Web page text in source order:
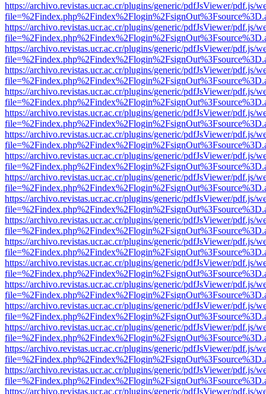
https://archivo.revistas.ucr.ac.cr/plugins/generic/pdfJsViewer/pdf.js/
https://archivo.revistas.ucr.ac.cr/plugins/generic/pdfJsViewer/pdf.js/
https://archivo.revistas.ucr.ac.cr/plugins/generic/pdfJsViewer/pdf.js/
https://archivo.revistas.ucr.ac.cr/plugins/generic/pdfJsViewer/pdf.js/
https://archivo.revistas.ucr.ac.cr/plugins/generic/pdfJsViewer/pdf.js/
https://archivo.revistas.ucr.ac.cr/plugins/generic/pdfJsViewer/pdf.js/
https://archivo.revistas.ucr.ac.cr/plugins/generic/pdfJsViewer/pdf.js/
https://archivo.revistas.ucr.ac.cr/plugins/generic/pdfJsViewer/pdf.js/
https://archivo.revistas.ucr.ac.cr/plugins/generic/pdfJsViewer/pdf.js/
https://archivo.revistas.ucr.ac.cr/plugins/generic/pdfJsViewer/pdf.js/
https://archivo.revistas.ucr.ac.cr/plugins/generic/pdfJsViewer/pdf.js/
https://archivo.revistas.ucr.ac.cr/plugins/generic/pdfJsViewer/pdf.js/
https://archivo.revistas.ucr.ac.cr/plugins/generic/pdfJsViewer/pdf.js/
https://archivo.revistas.ucr.ac.cr/plugins/generic/pdfJsViewer/pdf.js/
https://archivo.revistas.ucr.ac.cr/plugins/generic/pdfJsViewer/pdf.js/
https://archivo.revistas.ucr.ac.cr/plugins/generic/pdfJsViewer/pdf.js/
https://archivo.revistas.ucr.ac.cr/plugins/generic/pdfJsViewer/pdf.js/
https://archivo.revistas.ucr.ac.cr/plugins/generic/pdfJsViewer/pdf.js/
https://archivo.revistas.ucr.ac.cr/plugins/generic/pdfJsViewer/pdf.js/